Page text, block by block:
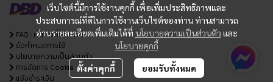
เว็บไซต์นี้มีการใช้งานคุกกี้ เพื่อเพิ่มประสิทธิภาพและ
ประสบการณ์ที่ดีในการใช้งานเว็บไซต์ของท่าน ท่านสามารถ
อ่านรายละเอียดเพิ่มเติมได้ที่ นโยบายความเป็นส่วนตัว และ
นโยบายคุกกี้
ตั้งค่าคุกกี้ ยอมรับทั้งหมด
FAQ : คำถามที่พบบ่อย
ข้อกำหนดการใช้
นโยบายความเป็นส่วนตัว
การจัดการ Cookie
แจ้งชำระเงิน